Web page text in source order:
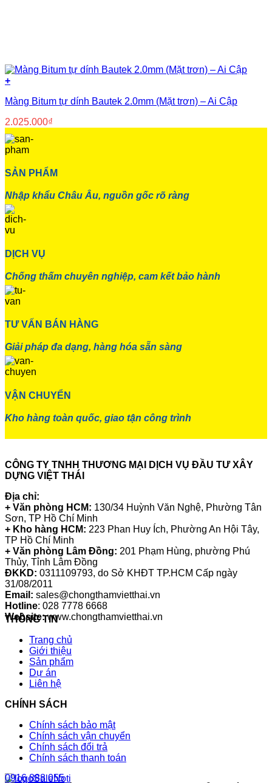
+
Màng Bitum tự dính Bautek 2.0mm (Mặt trơn) – Ai Cập
2.025.000₫
SẢN PHẨM
Nhập khẩu Châu Âu, nguồn gốc rõ ràng
DỊCH VỤ
Chống thấm chuyên nghiệp, cam kết bảo hành
TƯ VẤN BÁN HÀNG
Giải pháp đa dạng, hàng hóa sẵn sàng
VẬN CHUYỂN
Kho hàng toàn quốc, giao tận công trình
CÔNG TY TNHH THƯƠNG MẠI DỊCH VỤ ĐẦU TƯ XÂY
DỰNG VIỆT THÁI
Địa chỉ:
+ Văn phòng HCM: 130/34 Huỳnh Văn Nghệ, Phường Tân
Sơn, TP Hồ Chí Minh
+ Kho hàng HCM: 223 Phan Huy Ích, Phường An Hội Tây,
TP Hồ Chí Minh
+ Văn phòng Lâm Đồng: 201 Phạm Hùng, phường Phú
Thủy, Tỉnh Lâm Đồng
ĐKKD: 0311109793, do Sở KHĐT TP.HCM Cấp ngày
31/08/2011
Email: sales@chongthamvietthai.vn
Hotline: 028 7778 6668
Website:www.chongthamvietthai.vn
THÔNG TIN
Trang chủ
Giới thiệu
Sản phẩm
Dự án
Liên hệ
CHÍNH SÁCH
Chính sách bảo mật
Chính sách vận chuyển
Chính sách đổi trả
Chính sách thanh toán
0916 888 055